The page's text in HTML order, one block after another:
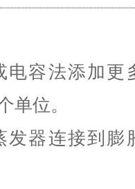
电容法添加更
单位。
发器连接到膨